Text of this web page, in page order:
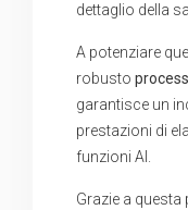
dettaglio della
A potenziare
robusto
garantisce un
prestazioni di
funzioni AI.
Grazie a questa